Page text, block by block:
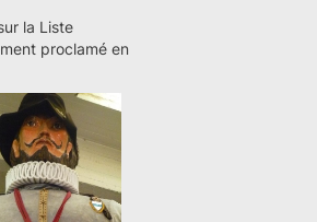
la Liste
proclamé en